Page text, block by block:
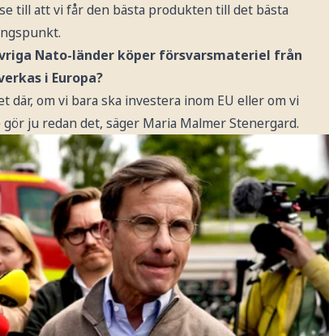
till att vi får den bästa produkten till det bästa
Nato-länder köper försvarsmateriel från
i Europa?
om vi bara ska investera inom EU eller om vi
ju redan det, säger Maria Malmer Stenergard.